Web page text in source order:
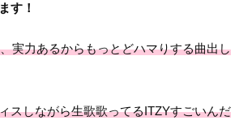
す！
実力あるからもっとどハマりする曲出し
スしながら生歌歌ってるITZYすごいんだ